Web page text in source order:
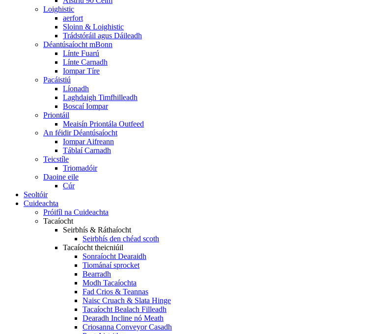
Loighistic
aerfort
Sloinn & Loighistic
Trádstóráil agus Dáileadh
Déantúsaíocht mBonn
Línte Fuarú
Línte Carnadh
Iompar Tíre
Pacáistiú
Líonadh
Laghdaigh Timfhilleadh
Boscaí Iompar
Priontáil
Meaisín Priontála Outfeed
An féidir Déantúsaíocht
Iompar Aifreann
Táblaí Carnadh
Teicstíle
Triomadóir
Daoine eile
Cúr
Seoltóir
Cuideachta
Próifíl na Cuideachta
Tacaíocht
Seirbhís & Ráthaíocht
Seirbhís den chéad scoth
Tacaíocht theicniúil
Sonraíocht Dearaidh
Tiománaí sprocket
Bearradh
Modh Tacaíochta
Fad Crios & Teannas
Naisc Cruach & Slata Hinge
Tacaíocht Bealach Filleadh
Dearadh Incline nó Meath
Criosanna Conveyor Casadh